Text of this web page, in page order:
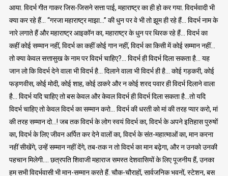
आया. विदर्भ गीत गाकर जिस-जिसने सत्ता पाई, महाराष्ट्र का ही हो कर गया. विदर्भवादी भी
क्या कर रहे हैं… “गरजा महाराष्ट्र माझा…” की धुन पर वे भी तो झूम ही रहे हैं… विदर्भ नाम के
नारे लगाते हैं और महाराष्ट्र आइकॉन का, महाराष्ट्र के धुन पर थिरक रहे हैं… विदर्भ का
कहीं कोई सम्मान नहीं, विदर्भ का कहीं कोई गान नहीं, विदर्भ का किसी में कोई सम्मान नहीं…
तो क्या केवल सत्तासुख के नाम पर विदर्भ चाहिए?… विदर्भ ही विदर्भ दिला सकता है… यह
जान लो कि विदर्भ देने वाला भी विदर्भ है… दिलाने वाला भी विदर्भ ही है… कोई गड़करी, कोई
फड़णवीस, कोई मोदी, कोई शाह, कोई ठाकरे और न कोई शरद पवार ही विदर्भ दिलाने वाला
है… विदर्भ यदि चाहिए तो बस केवल और केवल विदर्भ ही विदर्भ दिला सकता है…तो यदि
विदर्भ चाहिए तो केवल विदर्भ का सम्मान करो… विदर्भ की धरती को मां की तरह प्यार करो, मां
की तरह सम्मान दो…! जब तक विदर्भ के लोग स्वयं विदर्भ का, विदर्भ के अपने इतिहास पुरुषों
का, विदर्भ के लिए जीवन अर्पित कर देने वालों का, विदर्भ के संत-महात्माओं का, मान करना
नहीं सीखेंगे, उन्हें सम्मान नहीं देंगे, तब-तक न तो विदर्भ का मान बढ़ेगा, और न उनको उनकी
पहचान मिलेगी…. छत्रपति शिवाजी महाराज समस्त देशवासियों के लिए पूजनीय हैं, उनका
हम सभी विदर्भवासी भी मान-सम्मान करते हैं. चौक-चौराहों, सार्वजनिक भवनों, स्टेशन, बस